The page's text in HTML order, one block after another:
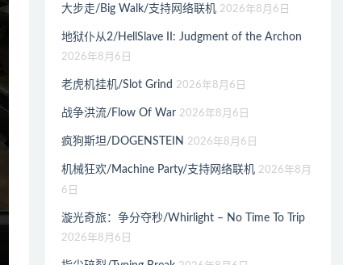
大步走/Big Walk/支持网络联机 2026年8月6日
地狱仆从2/HellSlave II: Judgment of the Archon
2026年8月6日
老虎机挂机/Slot Grind 2026年8月6日
战争洪流/Flow Of War 2026年8月6日
疯狗斯坦/DOGENSTEIN 2026年8月6日
机械狂欢/Machine Party/支持网络联机 2026年8月
6日
漩光奇旅：争分夺秒/Whirlight – No Time To Trip
2026年8月6日